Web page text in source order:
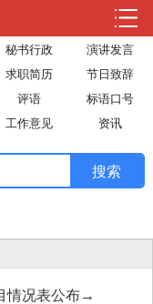
秘书行政
演讲发言
求职简历
节日致辞
评语
标语口号
工作意见 资讯
情况表公布→